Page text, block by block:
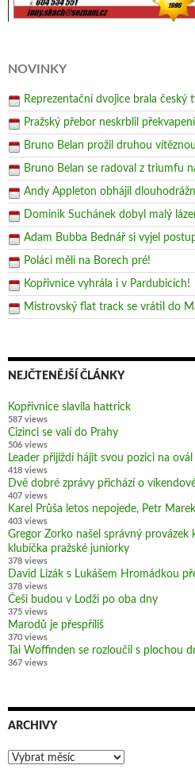
NOVINKY
Reprezentační dvojice brala český
Pražský přebor neskrblil
Bruno Belan prožil druhou
Bruno Belan se radoval z triumfu
Andy Appleton obhájil
Dominik Suchánek dobyl malý
Adam Bubba Bednář si vyjel
Poláci měli na Borech pré!
Kopřivnice vyhrála i v Pardubicích!
Mistrovský flat track se vrátil do
NEJČTENĚJŠÍ ČLÁNKY
Kopřivnice slavila hattrick
587 views
Cizinci se valí do Prahy
506 views
Leader přijíždí hájit svou pozici na
418 views
Dvě dobré zprávy přichází o
407 views
Karel Průša letos nepojede, Petr
403 views
Gregor Zorko našel správný provázek
klubíčka pražské juniorky
378 views
David Lizák s Lukášem Hromádkou
378 views
Češi budou v Lodži po oba dny
375 views
Marodů je přespříliš
370 views
Tai Woffinden se rozloučil s plochou
367 views
ARCHIVY
Archivy